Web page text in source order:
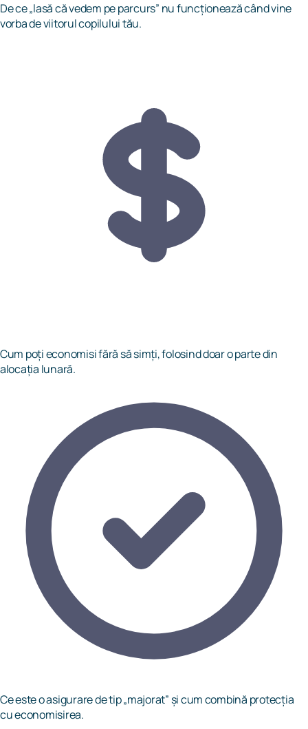
De ce „lasă că vedem pe parcurs” nu funcționează când vine
vorba de viitorul copilului tău.
Cum poți economisi fără să simți, folosind doar o parte din
alocația lunară.
Ce este o asigurare de tip „majorat” și cum combină protecția
cu economisirea.